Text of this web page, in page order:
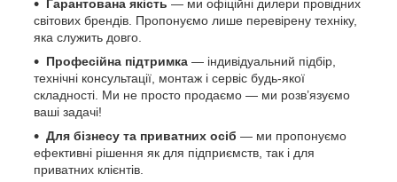
Гарантована якість — ми офіційні дилери провідних
світових брендів. Пропонуємо лише перевірену техніку,
яка служить довго.
Професійна підтримка — індивідуальний підбір,
технічні консультації, монтаж і сервіс будь-якої
складності. Ми не просто продаємо — ми розв’язуємо
ваші задачі!
Для бізнесу та приватних осіб — ми пропонуємо
ефективні рішення як для підприємств, так і для
приватних клієнтів.